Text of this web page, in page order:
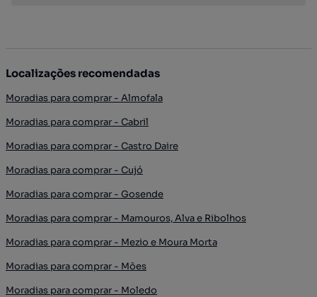
Localizações recomendadas
Moradias para comprar - Almofala
Moradias para comprar - Cabril
Moradias para comprar - Castro Daire
Moradias para comprar - Cujó
Moradias para comprar - Gosende
Moradias para comprar - Mamouros, Alva e Ribolhos
Moradias para comprar - Mezio e Moura Morta
Moradias para comprar - Mões
Moradias para comprar - Moledo